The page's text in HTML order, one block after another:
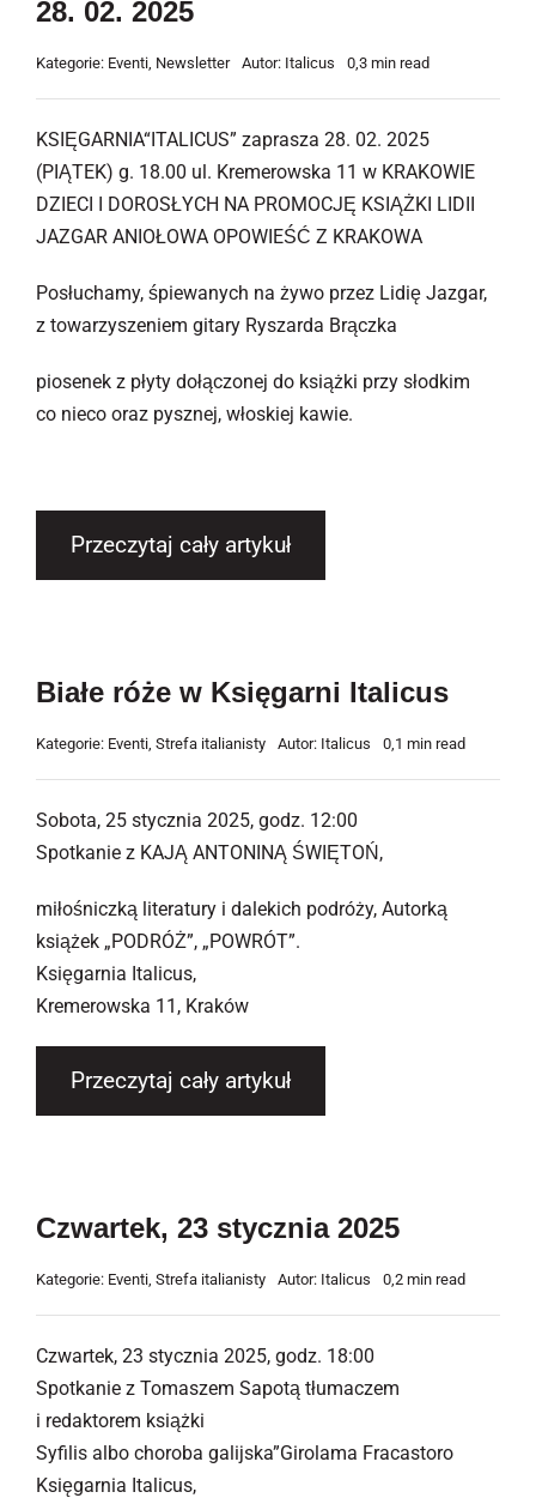
28. 02. 2025
Kategorie: Eventi, Newsletter Autor: Italicus 0,3 min read
KSIĘGARNIA“ITALICUS” zaprasza 28. 02. 2025
(PIĄTEK) g. 18.00 ul. Kremerowska 11 w KRAKOWIE
DZIECI I DOROSŁYCH NA PROMOCJĘ KSIĄŻKI LIDII
JAZGAR ANIOŁOWA OPOWIEŚĆ Z KRAKOWA
Posłuchamy, śpiewanych na żywo przez Lidię Jazgar,
z towarzyszeniem gitary Ryszarda Brączka
piosenek z płyty dołączonej do książki przy słodkim
co nieco oraz pysznej, włoskiej kawie.
Przeczytaj cały artykuł
Białe róże w Księgarni Italicus
Kategorie: Eventi, Strefa italianisty Autor: Italicus 0,1 min read
Sobota, 25 stycznia 2025, godz. 12:00
Spotkanie z KAJĄ ANTONINĄ ŚWIĘTOŃ,
miłośniczką literatury i dalekich podróży, Autorką
książek „PODRÓŻ”, „POWRÓT”.
Księgarnia Italicus,
Kremerowska 11, Kraków
Przeczytaj cały artykuł
Czwartek, 23 stycznia 2025
Kategorie: Eventi, Strefa italianisty Autor: Italicus 0,2 min read
Czwartek, 23 stycznia 2025, godz. 18:00
Spotkanie z Tomaszem Sapotą tłumaczem
i redaktorem książki
Syfilis albo choroba galijska”Girolama Fracastoro
Księgarnia Italicus,